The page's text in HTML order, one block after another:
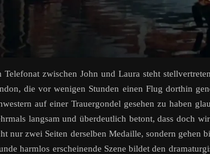
Telefonat zwischen John und Laura steht
die vor wenigen Stunden einen Flug dorthin
auf einer Trauergondel gesehen zu haben
langsam und überdeutlich betont, dass doch
nur zwei Seiten derselben Medaille, sondern gehen
harmlos erscheinende Szene bildet den